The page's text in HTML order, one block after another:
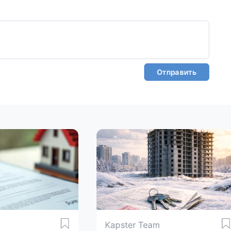
Отправить
Kapster Team